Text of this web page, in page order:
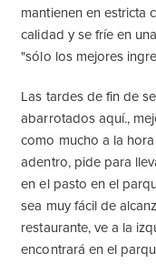
mantienen en estricta
calidad y se fríe en
"sólo los mejores
Las tardes de fin de
abarrotados aquí.,
como mucho a la
adentro, pide para
en el pasto en el
sea muy fácil de
restaurante, ve a la
encontrará en el